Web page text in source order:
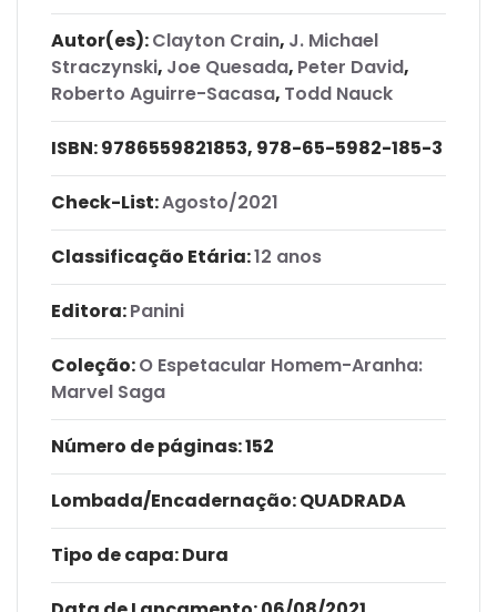
Autor(es):Clayton Crain, J. Michael
Straczynski, Joe Quesada, Peter David,
Roberto Aguirre-Sacasa, Todd Nauck
ISBN:9786559821853, 978-65-5982-185-3
Check-List:Agosto/2021
Classificação Etária:12 anos
Editora:Panini
Coleção:O Espetacular Homem-Aranha:
Marvel Saga
Número de páginas: 152
Lombada/Encadernação: QUADRADA
Tipo de capa:Dura